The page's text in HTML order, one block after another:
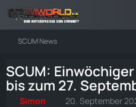
SCUM News
SCUM:
bis zum 27.
Simon
20. September